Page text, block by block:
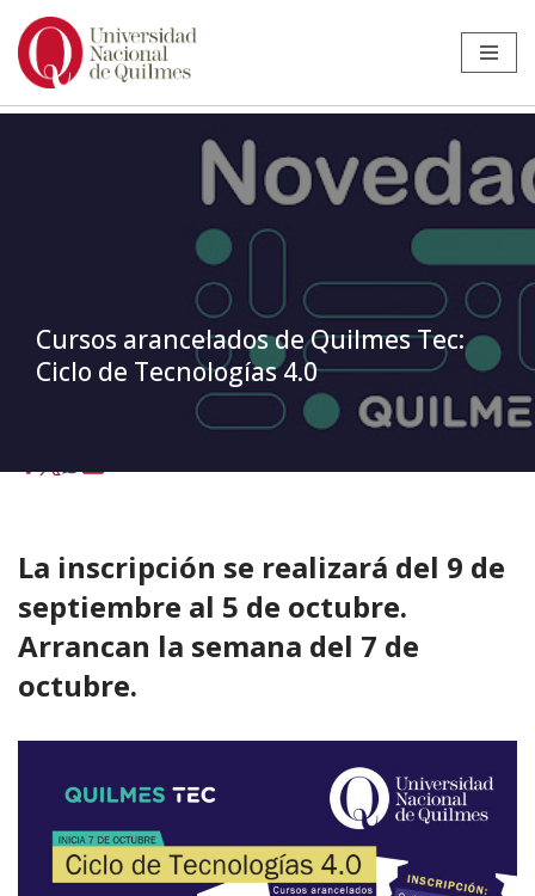
Ir
Cursos arancelados de Quilmes Tec:
Ciclo de Tecnologías 4.0
Extensión»Cursos arancelados de Quilmes Tec:
La inscripción se realizará del 9 de
septiembre al 5 de octubre.
Arrancan la semana del 7 de
octubre.